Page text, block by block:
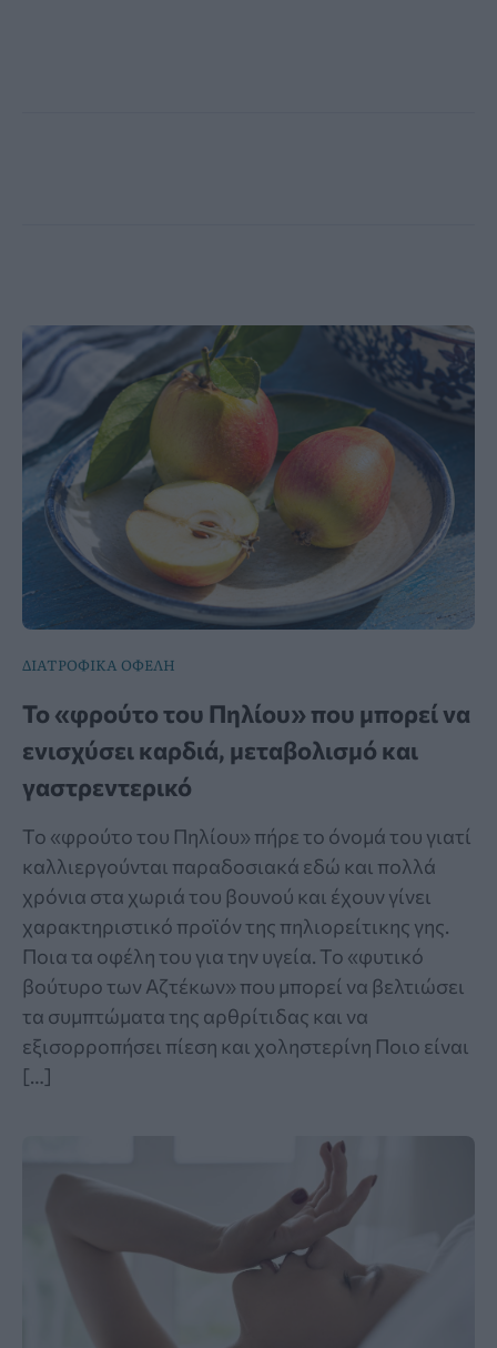
ΔΙΑΤΡΟΦΙΚΑ ΟΦΕΛΗ
Το «φρούτο του Πηλίου» που μπορεί να
ενισχύσει καρδιά, μεταβολισμό και
γαστρεντερικό
Το «φρούτο του Πηλίου» πήρε το όνομά του γιατί
καλλιεργούνται παραδοσιακά εδώ και πολλά
χρόνια στα χωριά του βουνού και έχουν γίνει
χαρακτηριστικό προϊόν της πηλιορείτικης γης.
Ποια τα οφέλη του για την υγεία. Το «φυτικό
βούτυρο των Αζτέκων» που μπορεί να βελτιώσει
τα συμπτώματα της αρθρίτιδας και να
εξισορροπήσει πίεση και χοληστερίνη Ποιο είναι
[…]